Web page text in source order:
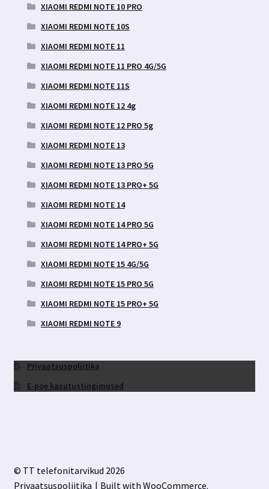
XIAOMI REDMI NOTE 10 PRO
XIAOMI REDMI NOTE 10S
XIAOMI REDMI NOTE 11
XIAOMI REDMI NOTE 11 PRO 4G/5G
XIAOMI REDMI NOTE 11S
XIAOMI REDMI NOTE 12 4g
XIAOMI REDMI NOTE 12 PRO 5g
XIAOMI REDMI NOTE 13
XIAOMI REDMI NOTE 13 PRO 5G
XIAOMI REDMI NOTE 13 PRO+ 5G
XIAOMI REDMI NOTE 14
XIAOMI REDMI NOTE 14 PRO 5G
XIAOMI REDMI NOTE 14 PRO+ 5G
XIAOMI REDMI NOTE 15 4G/5G
XIAOMI REDMI NOTE 15 PRO 5G
XIAOMI REDMI NOTE 15 PRO+ 5G
XIAOMI REDMI NOTE 9
Privaatsuspoliitika
E-poe kasutustingimused
© TT telefonitarvikud 2026
Privaatsuspoliitika
Built with WooCommerce.